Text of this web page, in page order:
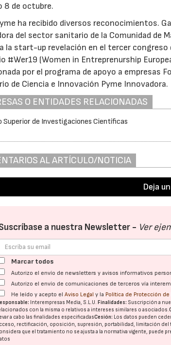
8 de octubre.
ha recibido diversos reconocimientos.
del sector sanitario de la Comunidad de
la start-up revelación en el tercer
#Wer19 (Women in Entreprenurship
por el programa de apoyo a empresas
de Ciencia e Innovación Pyme Innovadora.
O ENTIDADES RELACIONADAS
Superior de Investigaciones Científicas
AL ARTÍCULO/NOTICIA
Deja
a nuestra Newsletter - Ver
Marcar todos
Autorizo el envío de newsletters y avisos informativos
Autorizo el envío de comunicaciones de terceros vía
He leído y acepto elAviso Legal y la Política de Protección de
Interempresas Media, S.L.U.Finalidades: Suscripción a
con la misma o relativos a intereses similares o asociados.
a cabo las finalidades especificadasCesión: Los datos pueden
rectificación, oposición, supresión, portabilidad, limitación del
que el tratamiento no se ajusta a la normativa vigente, puede